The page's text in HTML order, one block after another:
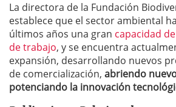
La directora de la Fundación
establece que el sector ambiental
últimos años una gran capacidad
de trabajo, y se encuentra
expansión, desarrollando nuevos
de comercialización, abriendo
potenciando la innovación